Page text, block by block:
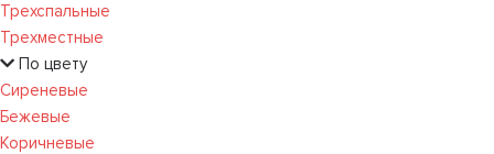
Трехспальные
Трехместные
По цвету
Сиреневые
Бежевые
Коричневые